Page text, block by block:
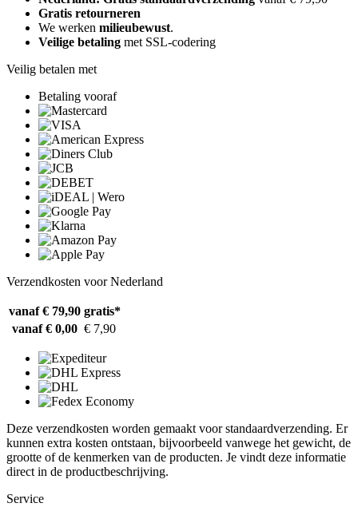
Gratis retourneren
We werken milieubewust.
Veilige betaling met SSL-codering
Veilig betalen met
Betaling vooraf
Verzendkosten voor Nederland
vanaf € 79,90 gratis*
vanaf € 0,00 € 7,90
Deze verzendkosten worden gemaakt voor standaardverzending. Er
kunnen extra kosten ontstaan, bijvoorbeeld vanwege het gewicht, de
grootte of de kenmerken van de producten. Je vindt deze informatie
direct in de productbeschrijving.
Service